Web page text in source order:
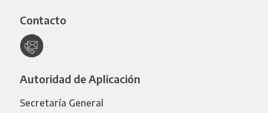
Contacto
Autoridad de Aplicación
Secretaría General